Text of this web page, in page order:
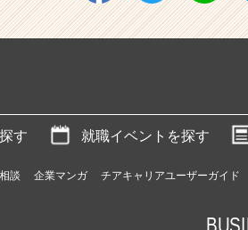
す 就職イベントを探す
談 企業マンガ チアキャリアユーザーガイド